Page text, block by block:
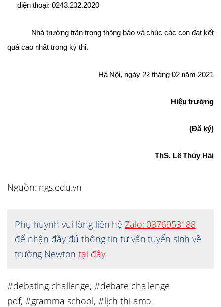
điện thoại: 0243.202.2020
Nhà trường trân trọng thông báo và chúc các con đạt kết
quả cao nhất trong kỳ thi.
Hà Nội, ngày 22 tháng 02 năm 2021
Hiệu trưởng
(Đã ký)
ThS. Lê Thúy Hải
Nguồn: ngs.edu.vn
Phụ huynh vui lòng liên hệ Zalo: 0376953188
để nhận đầy đủ thông tin tư vấn tuyển sinh về
trường Newton tại đây
#debating challenge, #debate challenge
pdf, #gramma school, #lịch thi amo